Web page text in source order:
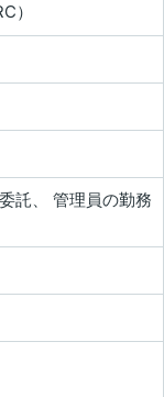
）
託、 管理員の勤務